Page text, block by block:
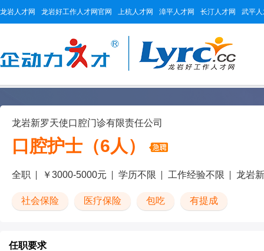
龙岩人才网 龙岩好工作人才网官网 上杭人才网 漳平人才网 长汀人才网 武平
龙岩新罗天使口腔门诊有限责任公司
口腔护士（6人）
全职 ￥3000-5000元 学历不限 工作经验不限 龙岩
社会保险 医疗保险 包吃 有提成
任职要求